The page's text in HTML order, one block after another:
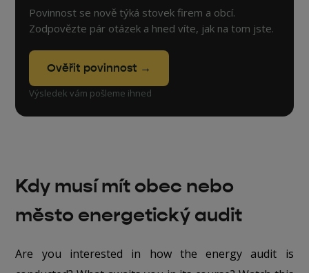
Povinnost se nově týká stovek firem a obcí.
Zodpovězte pár otázek a hned víte, jak na tom jste.
Ověřit povinnost →
Výsledek vám pošleme ihned
Kdy musí mít obec nebo
město energetický audit
Are you interested in how the energy audit is